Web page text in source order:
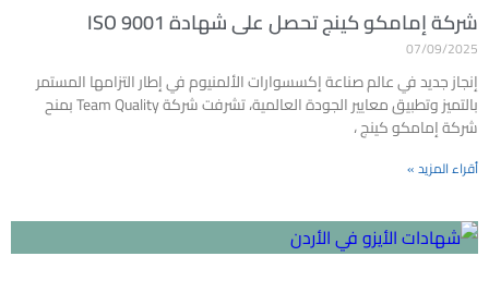
شركة إمامكو كينج تحصل على شهادة ISO 9001
07/09/2025
إنجاز جديد في عالم صناعة إكسسوارات الألمنيوم في إطار التزامها المستمر
بالتميز وتطبيق معايير الجودة العالمية، تشرفت شركة Team Quality بمنح
شركة إمامكو كينج ،
أقراء المزيد »